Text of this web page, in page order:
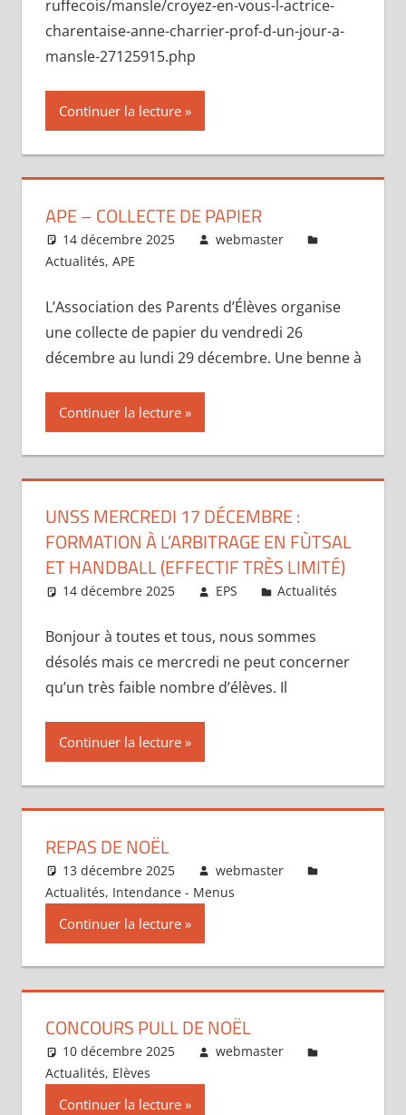
ruffecois/mansle/croyez-en-vous-l-actrice-
charentaise-anne-charrier-prof-d-un-jour-a-
mansle-27125915.php
Continuer la lecture
APE – COLLECTE DE PAPIER
14 décembre 2025
webmaster
Actualités, APE
L’Association des Parents d’Élèves organise
une collecte de papier du vendredi 26
décembre au lundi 29 décembre. Une benne à
Continuer la lecture
UNSS MERCREDI 17 DÉCEMBRE :
FORMATION À L’ARBITRAGE EN FÙTSAL
ET HANDBALL (EFFECTIF TRÈS LIMITÉ)
14 décembre 2025 EPS Actualités
Bonjour à toutes et tous, nous sommes
désolés mais ce mercredi ne peut concerner
qu’un très faible nombre d’élèves. Il
Continuer la lecture
REPAS DE NOËL
13 décembre 2025
webmaster
Actualités, Intendance - Menus
Continuer la lecture
CONCOURS PULL DE NOËL
10 décembre 2025
webmaster
Actualités, Elèves
Continuer la lecture